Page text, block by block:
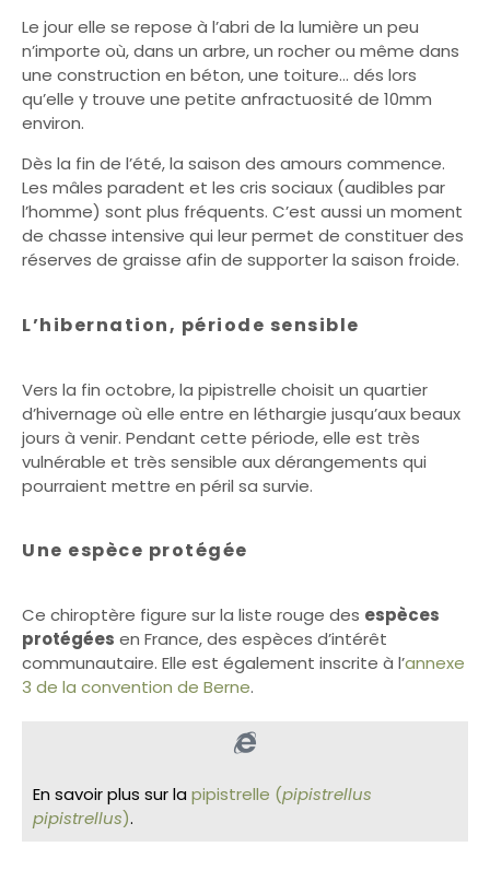
Le jour elle se repose à l’abri de la lumière un peu
n’importe où, dans un arbre, un rocher ou même dans
une construction en béton, une toiture… dés lors
qu’elle y trouve une petite anfractuosité de 10mm
environ.
Dès la fin de l’été, la saison des amours commence.
Les mâles paradent et les cris sociaux (audibles par
l’homme) sont plus fréquents. C’est aussi un moment
de chasse intensive qui leur permet de constituer des
réserves de graisse afin de supporter la saison froide.
L’hibernation, période sensible
Vers la fin octobre, la pipistrelle choisit un quartier
d’hivernage où elle entre en léthargie jusqu’aux beaux
jours à venir. Pendant cette période, elle est très
vulnérable et très sensible aux dérangements qui
pourraient mettre en péril sa survie.
Une espèce protégée
Ce chiroptère figure sur la liste rouge des espèces
protégées en France, des espèces d’intérêt
communautaire. Elle est également inscrite à l’annexe
3 de la convention de Berne.
En savoir plus sur la pipistrelle (pipistrellus
pipistrellus).